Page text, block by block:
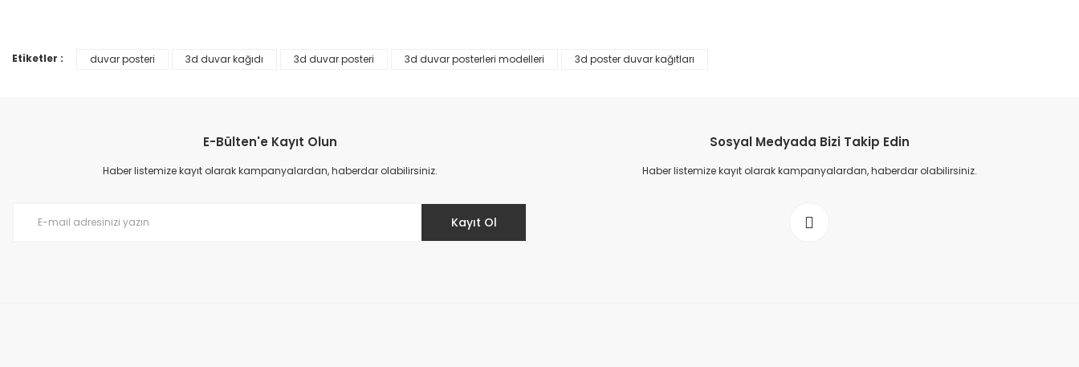
Ürün bilgilerinde hatalar bulunuyor.
Gönder
Etiketler : duvar posteri 3d duvar kağıdı 3d duvar posteri 3d duvar posterleri modelleri 3d poster duvar kağıtları
E-Bülten'e Kayıt Olun
Haber listemize kayıt olarak kampanyalardan, haberdar olabilirsiniz.
Kayıt Ol
Sosyal Medyada Bizi Takip Edin
Haber listemize kayıt olarak kampanyalardan, haberdar olabilirsiniz.